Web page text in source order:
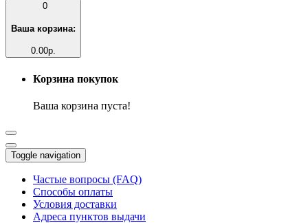
0
Ваша корзина:
0.00р.
Корзина покупок
Ваша корзина пуста!
Toggle navigation
Частые вопросы (FAQ)
Способы оплаты
Условия доставки
Адреса пунктов выдачи